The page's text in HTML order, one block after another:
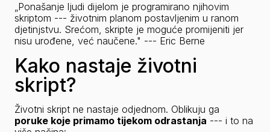
„Ponašanje ljudi dijelom je programirano njihovim
skriptom --- životnim planom postavljenim u ranom
djetinjstvu. Srećom, skripte je moguće promijeniti jer
nisu urođene, već naučene." --- Eric Berne
Kako nastaje životni
skript?
poruke koje primamo tijekom odrastanja --- i to na